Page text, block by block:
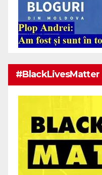
#BlackLivesMatter